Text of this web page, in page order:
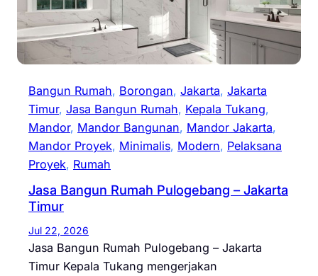
Bangun Rumah, Borongan, Jakarta, Jakarta
Timur, Jasa Bangun Rumah, Kepala Tukang
Mandor, Mandor Bangunan, Mandor Jakarta
Mandor Proyek, Minimalis, Modern, Pelaksana
Proyek, Rumah
Jasa Bangun Rumah Pulogebang – Jakarta
Timur
Jul 22, 2026
Jasa Bangun Rumah Pulogebang – Jakarta
Timur Kepala Tukang mengerjakan